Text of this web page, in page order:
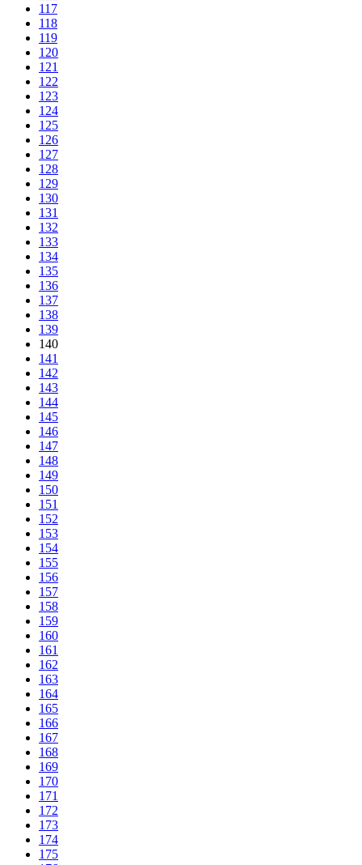
117
118
119
120
121
122
123
124
125
126
127
128
129
130
131
132
133
134
135
136
137
138
139
140
141
142
143
144
145
146
147
148
149
150
151
152
153
154
155
156
157
158
159
160
161
162
163
164
165
166
167
168
169
170
171
172
173
174
175